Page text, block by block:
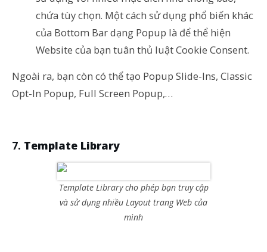
chứa tùy chọn. Một cách sử dụng phổ biến khác
của Bottom Bar dạng Popup là để thể hiện
Website của bạn tuân thủ luật Cookie Consent.
Ngoài ra, bạn còn có thể tạo Popup Slide-Ins, Classic
Opt-In Popup, Full Screen Popup,…
Template Library
Template Library cho phép bạn truy cập
và sử dụng nhiều Layout trang Web của
mình